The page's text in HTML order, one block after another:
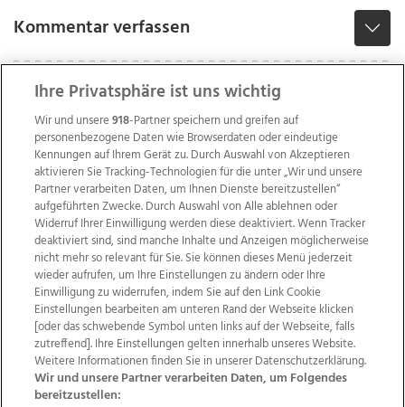
Kommentar verfassen
Wir über uns Mediadaten Kontakt
Jobs
Datenschutz
Impressum
AGB Anzeigekunden
AGB Website
Ehrenkodex Politische Werbung
Ihre Privatsphäre ist uns wichtig
Wir und unsere918-Partner speichern und greifen auf
personenbezogene Daten wie Browserdaten oder eindeutige
Kennungen auf Ihrem Gerät zu. Durch Auswahl von Akzeptieren
aktivieren Sie Tracking-Technologien für die unter „Wir und unsere
Partner verarbeiten Daten, um Ihnen Dienste bereitzustellen“
aufgeführten Zwecke. Durch Auswahl von Alle ablehnen oder
Widerruf Ihrer Einwilligung werden diese deaktiviert. Wenn Tracker
deaktiviert sind, sind manche Inhalte und Anzeigen möglicherweise
nicht mehr so relevant für Sie. Sie können dieses Menü jederzeit
wieder aufrufen, um Ihre Einstellungen zu ändern oder Ihre
Einwilligung zu widerrufen, indem Sie auf den Link Cookie
Einstellungen bearbeiten am unteren Rand der Webseite klicken
[oder das schwebende Symbol unten links auf der Webseite, falls
zutreffend]. Ihre Einstellungen gelten innerhalb unseres Website.
Weitere Informationen finden Sie in unserer Datenschutzerklärung.
Wir und unsere Partner verarbeiten Daten, um Folgendes
bereitzustellen: